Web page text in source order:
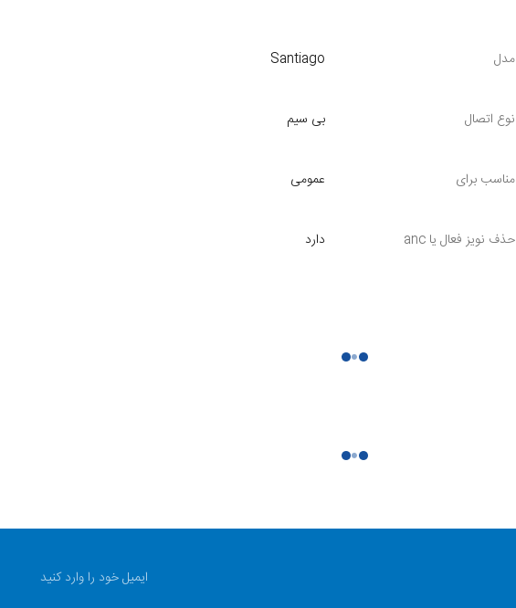
مدل Santiago
نوع اتصال بی سیم
مناسب برای عمومی
حذف نویز فعال یا anc دارد